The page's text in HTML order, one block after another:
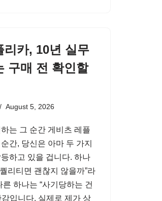
리카, 10년 실무
구매 전 확인할
August 5, 2026
는 그 순간 게비츠 레플
간, 당신은 아마 두 가지
하고 있을 겁니다. 하나
리티면 괜찮지 않을까”라
하나는 “사기당하는 건
입니다. 실제로 제가 상